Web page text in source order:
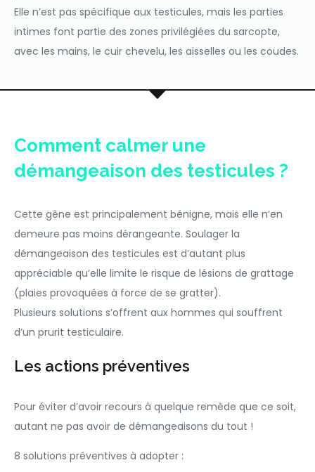
Elle n’est pas spécifique aux testicules, mais les parties
intimes font partie des zones privilégiées du sarcopte,
avec les mains, le cuir chevelu, les aisselles ou les coudes.
Comment calmer une
démangeaison des testicules ?
Cette gêne est principalement bénigne, mais elle n’en
demeure pas moins dérangeante. Soulager la
démangeaison des testicules est d’autant plus
appréciable qu’elle limite le risque de lésions de grattage
(plaies provoquées à force de se gratter).
Plusieurs solutions s’offrent aux hommes qui souffrent
d’un prurit testiculaire.
Les actions préventives
Pour éviter d’avoir recours à quelque remède que ce soit,
autant ne pas avoir de démangeaisons du tout !
8 solutions préventives à adopter :